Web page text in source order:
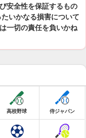
安全性を保証するもの
いかなる損害について
一切の責任を負いかね
高校野球 侍ジャパン